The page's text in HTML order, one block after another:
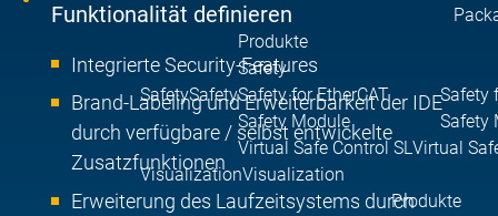
SafetySafety
Produkte
Safety
Safety for EtherCAT
Safety Module
Safety
Safety
Virtual Safe Control SLVirtual
VisualizationVisualization
Produkte
Funktionalität definieren
Integrierte Security-Features
Brand-Labeling und Erweiterbarkeit der IDE
durch verfügbare / selbst entwickelte
Zusatzfunktionen
Erweiterung des Laufzeitsystems durch